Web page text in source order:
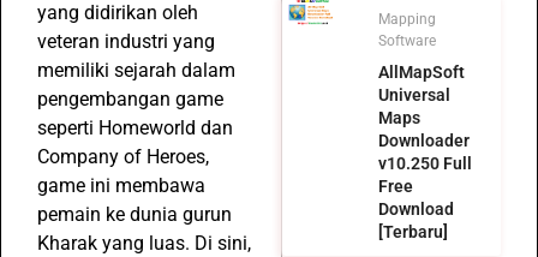
yang didirikan oleh
veteran industri yang
memiliki sejarah dalam
pengembangan game
seperti Homeworld dan
Company of Heroes,
game ini membawa
pemain ke dunia gurun
Kharak yang luas. Di sini,
Mapping
Software
AllMapSoft
Universal
Maps
Downloader
v10.250 Full
Free
Download
[Terbaru]